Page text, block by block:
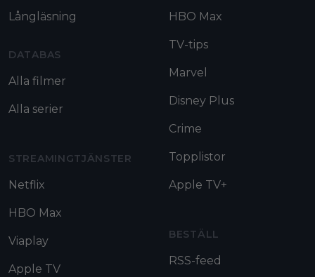
Långläsning
DATABAS
Alla filmer
Alla serier
STREAMINGTJÄNSTER
Netflix
HBO Max
Viaplay
Apple TV
HBO Max
TV-tips
Marvel
Disney Plus
Crime
Topplistor
Apple TV+
BESTÄLL
RSS-feed